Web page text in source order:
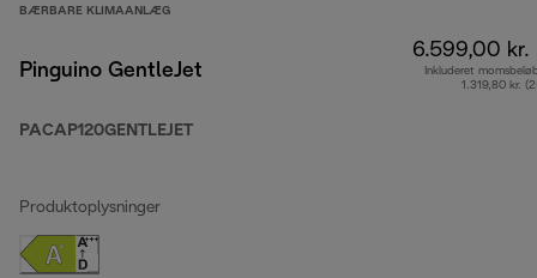
BÆRBARE KLIMAANLÆG
Pinguino GentleJet
PACAP120GENTLEJET
6.599,00 kr.
Inkluderet
1.319,80 kr.
Produktoplysninger